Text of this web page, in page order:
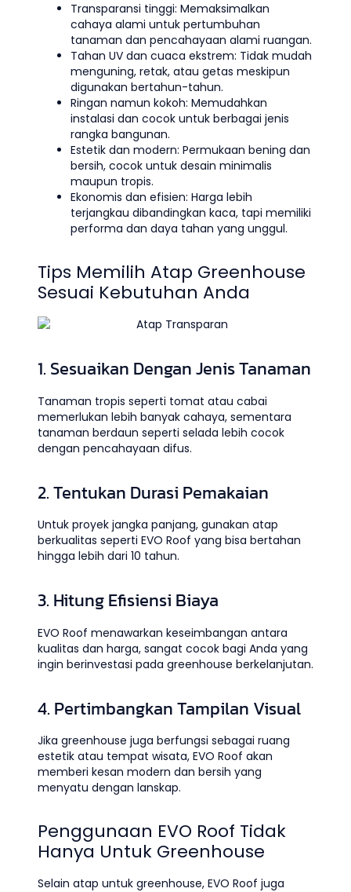
Transparansi tinggi: Memaksimalkan
cahaya alami untuk pertumbuhan
tanaman dan pencahayaan alami ruangan.
Tahan UV dan cuaca ekstrem: Tidak mudah
menguning, retak, atau getas meskipun
digunakan bertahun-tahun.
Ringan namun kokoh: Memudahkan
instalasi dan cocok untuk berbagai jenis
rangka bangunan.
Estetik dan modern: Permukaan bening dan
bersih, cocok untuk desain minimalis
maupun tropis.
Ekonomis dan efisien: Harga lebih
terjangkau dibandingkan kaca, tapi memiliki
performa dan daya tahan yang unggul.
Tips Memilih Atap Greenhouse
Sesuai Kebutuhan Anda
1. Sesuaikan Dengan Jenis Tanaman
Tanaman tropis seperti tomat atau cabai
memerlukan lebih banyak cahaya, sementara
tanaman berdaun seperti selada lebih cocok
dengan pencahayaan difus.
2. Tentukan Durasi Pemakaian
Untuk proyek jangka panjang, gunakan atap
berkualitas seperti EVO Roof yang bisa bertahan
hingga lebih dari 10 tahun.
3. Hitung Efisiensi Biaya
EVO Roof menawarkan keseimbangan antara
kualitas dan harga, sangat cocok bagi Anda yang
ingin berinvestasi pada greenhouse berkelanjutan.
4. Pertimbangkan Tampilan Visual
Jika greenhouse juga berfungsi sebagai ruang
estetik atau tempat wisata, EVO Roof akan
memberi kesan modern dan bersih yang
menyatu dengan lanskap.
Penggunaan EVO Roof Tidak
Hanya Untuk Greenhouse
Selain atap untuk greenhouse, EVO Roof juga